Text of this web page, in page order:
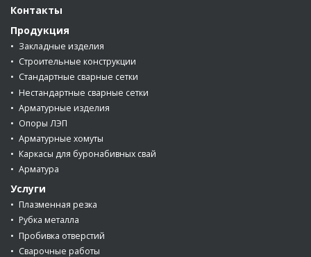
Контакты
Продукция
Закладные изделия
Строительные конструкции
Стандартные сварные сетки
Нестандартные cварные сетки
Арматурные изделия
Опоры ЛЭП
Арматурные хомуты
Каркасы для буронабивных свай
Арматура
Услуги
Плазменная резка
Рубка металла
Пробивка отверстий
Сварочные работы